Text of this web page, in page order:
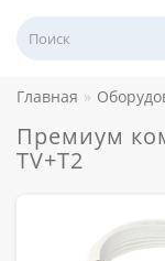
Главная
Премиум
TV+T2